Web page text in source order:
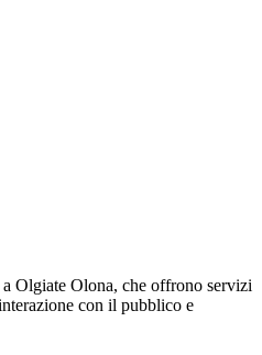
Olgiate Olona, che offrono servizi
con il pubblico e